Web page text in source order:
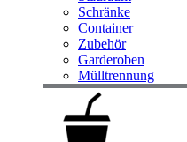
Schränke
Container
Zubehör
Garderoben
Mülltrennung